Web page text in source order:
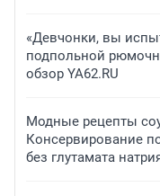
«Девчонки, вы
подпольной
обзор YA62.RU
Модные рецепты
Консервирование
без глутамата